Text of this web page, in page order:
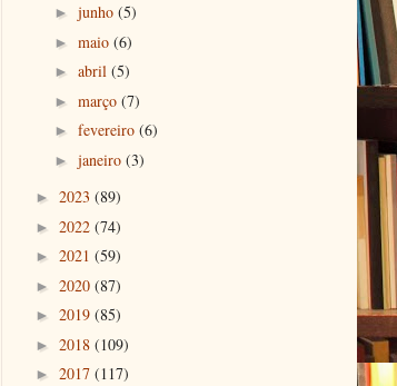
► junho (5)
► maio (6)
► abril (5)
► março (7)
► fevereiro (6)
► janeiro (3)
► 2023 (89)
► 2022 (74)
► 2021 (59)
► 2020 (87)
► 2019 (85)
► 2018 (109)
► 2017 (117)